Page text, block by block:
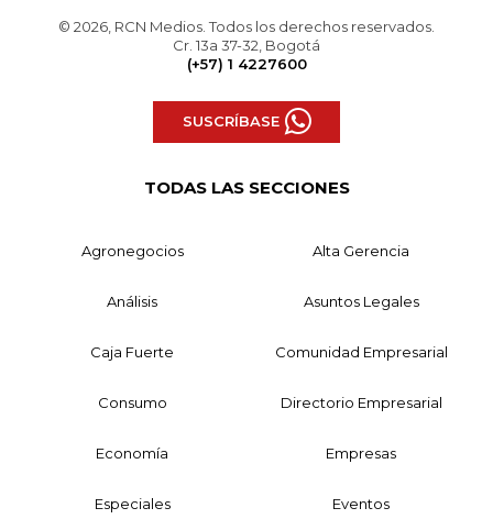
© 2026, RCN Medios. Todos los derechos reservados.
Cr. 13a 37-32, Bogotá
(+57) 1 4227600
SUSCRÍBASE
TODAS LAS SECCIONES
Agronegocios Alta Gerencia
Análisis Asuntos Legales
Caja Fuerte Comunidad Empresarial
Consumo Directorio Empresarial
Economía Empresas
Especiales Eventos